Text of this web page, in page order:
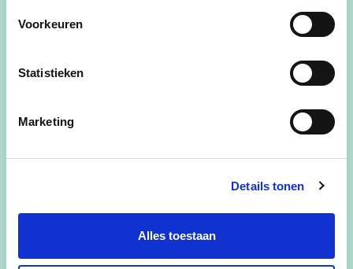
Voorkeuren
Statistieken
Marketing
Details tonen
Alles toestaan